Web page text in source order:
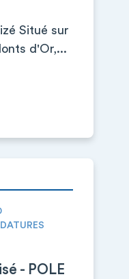
Situé sur
d'Or,...
- POLE